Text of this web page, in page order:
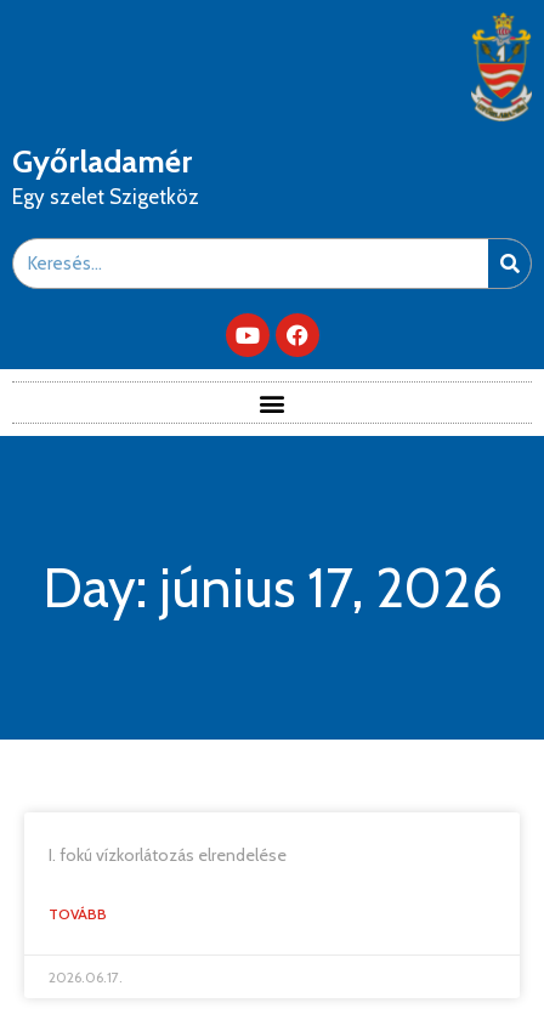
Győrladamér
Egy szelet Szigetköz
Day: június 17, 2026
I. fokú vízkorlátozás elrendelése
TOVÁBB
2026.06.17.